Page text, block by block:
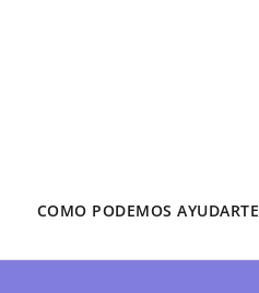
COMO PODEMOS AYUDARTE